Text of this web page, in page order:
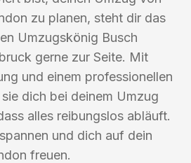
zu planen, steht dir das
Umzugskönig Busch
gerne zur Seite. Mit
und einem professionellen
dich bei deinem Umzug
alles reibungslos abläuft.
und dich auf dein
freuen.